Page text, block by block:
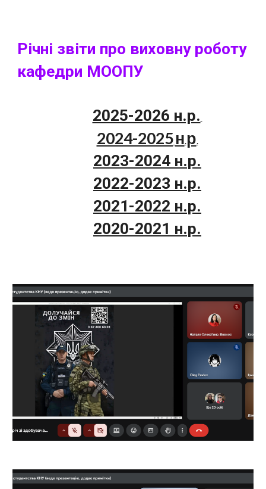
Річні звіти про виховнуроботу
кафедри МООПУ
2025-2026 н.р.
2024-2025н.р.
2023-2024 н.р.
2022-2023 н.р.
2021-2022 н.р.
2020-2021 н.р.